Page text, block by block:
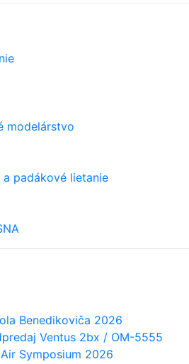
modelárstvo
padákové lietanie
Benedikoviča 2026
Ventus 2bx / OM-5555
Symposium 2026